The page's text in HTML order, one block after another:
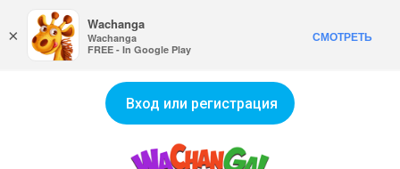
Вход или регистрация
×
Wachanga
Wachanga
FREE - In Google Play
СМОТРЕТЬ